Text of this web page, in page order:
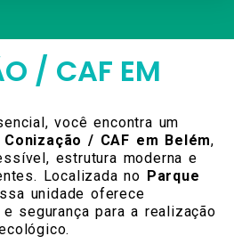
/ CAF EM
você encontra um
Conização / CAF em Belém,
estrutura moderna e
Localizada no Parque
unidade oferece
segurança para a realização